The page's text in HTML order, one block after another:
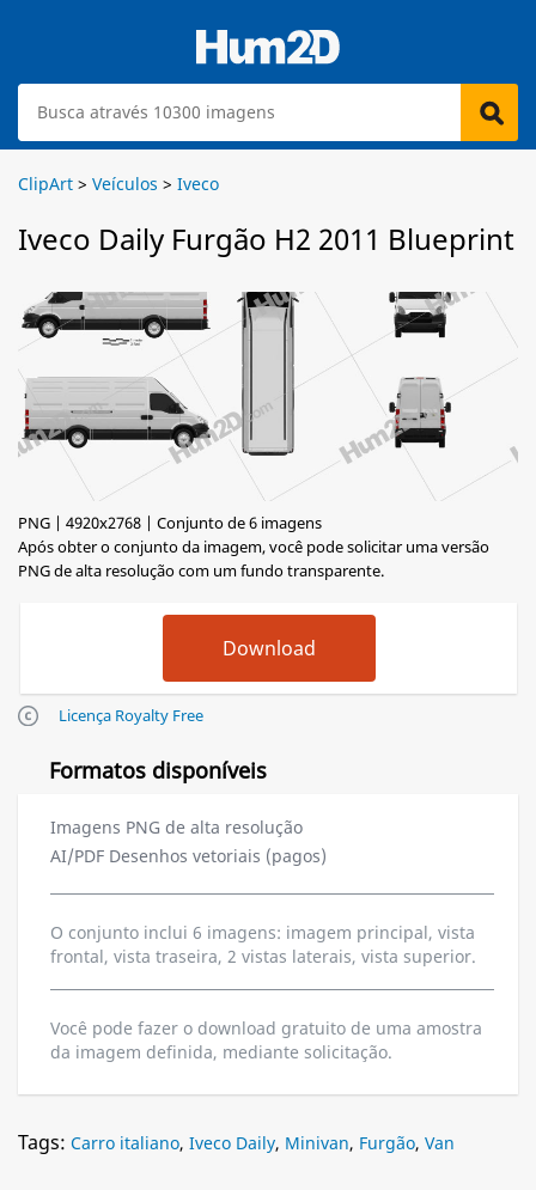
ClipArt > Veículos > Iveco
Iveco Daily Furgão H2 2011 Blueprint
PNG | 4920x2768 | Conjunto de 6 imagens
Após obter o conjunto da imagem, você pode solicitar uma versão
PNG de alta resolução com um fundo transparente.
Licença Royalty Free
Formatos disponíveis
Imagens PNG de alta resolução
AI/PDF Desenhos vetoriais (pagos)
O conjunto inclui 6 imagens: imagem principal, vista
frontal, vista traseira, 2 vistas laterais, vista superior.
Você pode fazer o download gratuito de uma amostra
da imagem definida, mediante solicitação.
Tags: Carro italiano, Iveco Daily, Minivan, Furgão, Van